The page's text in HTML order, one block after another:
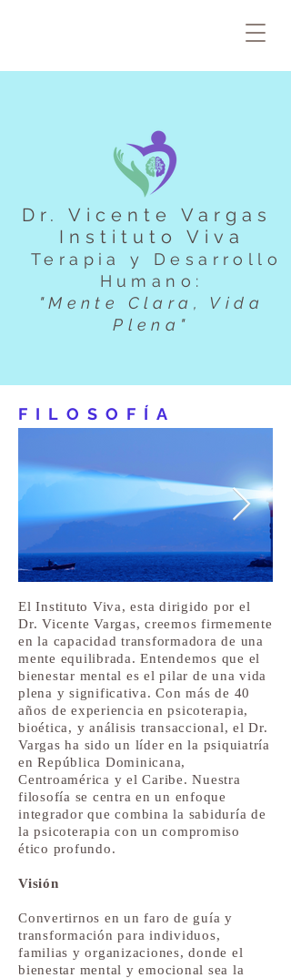
Dr. Vicente Vargas
Instituto Viva
Terapia y Desarrollo
Humano:
"Mente Clara, Vida
Plena"
FILOSOFÍA
El Instituto Viva, esta dirigido por el
Dr. Vicente Vargas, creemos firmemente
en la capacidad transformadora de una
mente equilibrada. Entendemos que el
bienestar mental es el pilar de una vida
plena y significativa. Con más de 40
años de experiencia en psicoterapia,
bioética, y análisis transaccional, el Dr.
Vargas ha sido un líder en la psiquiatría
en República Dominicana,
Centroamérica y el Caribe. Nuestra
filosofía se centra en un enfoque
integrador que combina la sabiduría de
la psicoterapia con un compromiso
ético profundo.
Visión
Convertirnos en un faro de guía y
transformación para individuos,
familias y organizaciones, donde el
bienestar mental y emocional sea la